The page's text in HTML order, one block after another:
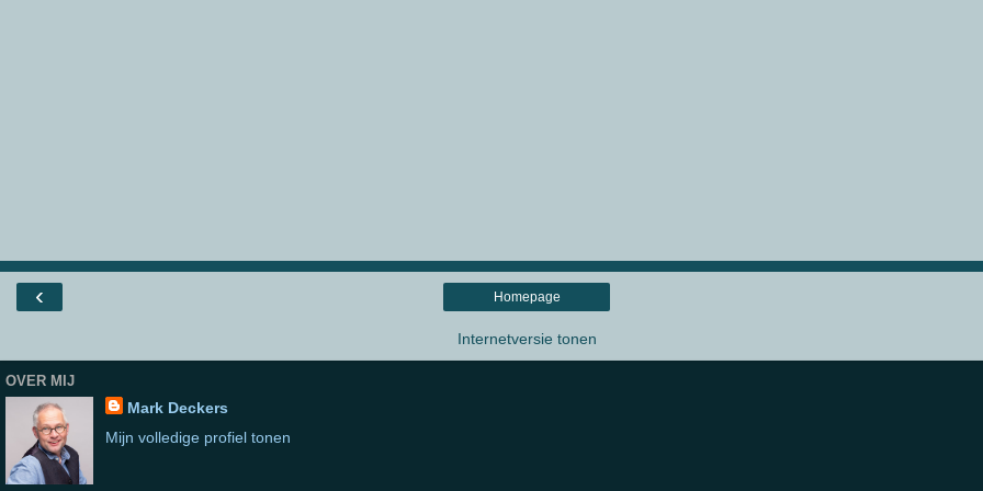
‹ Homepage
Internetversie tonen
OVER MIJ
Mark Deckers
Mijn volledige profiel tonen